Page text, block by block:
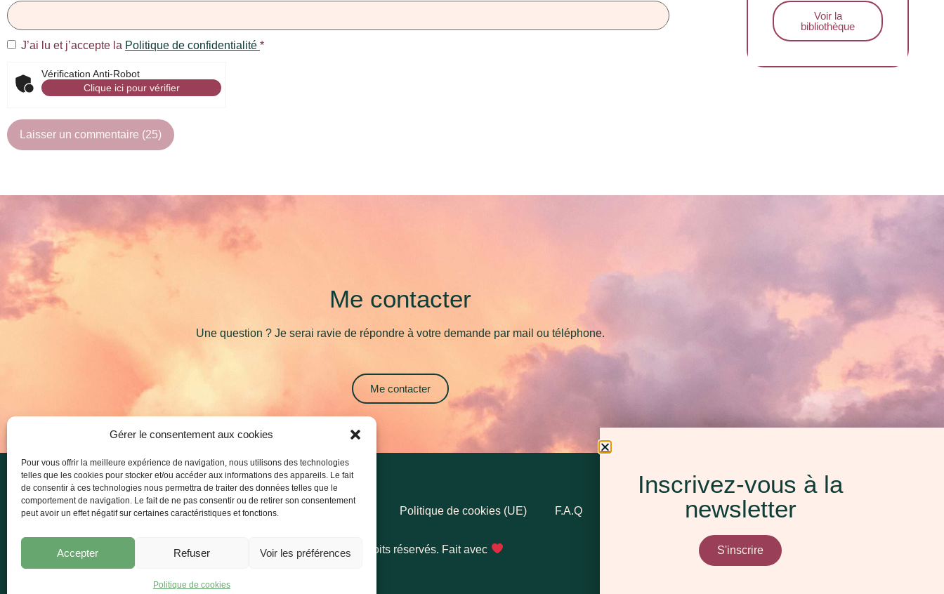
Gérer le consentement aux cookies
Pour vous offrir la meilleure expérience de navigation, nous utilisons des technologies
telles que les cookies pour stocker et/ou accéder aux informations des appareils. Le fait
de consentir à ces technologies nous permettra de traiter des données telles que le
comportement de navigation. Le fait de ne pas consentir ou de retirer son consentement
peut avoir un effet négatif sur certaines caractéristiques et fonctions.
Accepter Refuser Voir les préférences
Politique de cookies
J’ai lu et j’accepte la Politique de confidentialité *
Vérification Anti-Robot
Clique ici pour vérifier
Voir la
bibliothèque
Me contacter
Une question ? Je serai ravie de répondre à votre demande par mail ou téléphone.
Me contacter
Mentions Légales Politique de confidentialité Politique de cookies (UE) F.A.Q
© 2022 Tous droits réservés. Fait avec
Inscrivez-vous à la
newsletter
S'inscrire